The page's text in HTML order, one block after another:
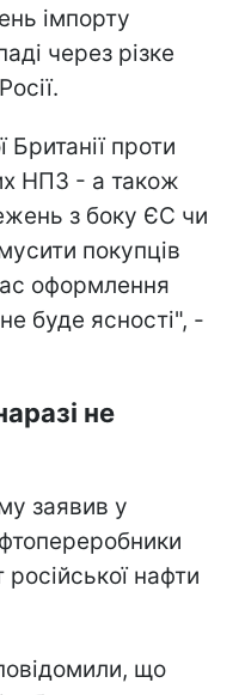
імпорту
через різке
Британії проти
НПЗ - а також
з боку ЄС чи
покупців
оформлення
буде ясності", -
не
заявив у
нафти
що